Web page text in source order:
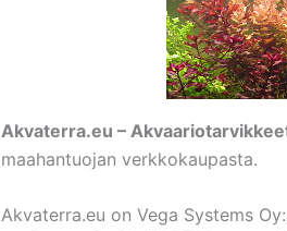
Akvaterra.eu –
maahantuojan verkkokaupasta.
Akvaterra.eu on Vega Systems